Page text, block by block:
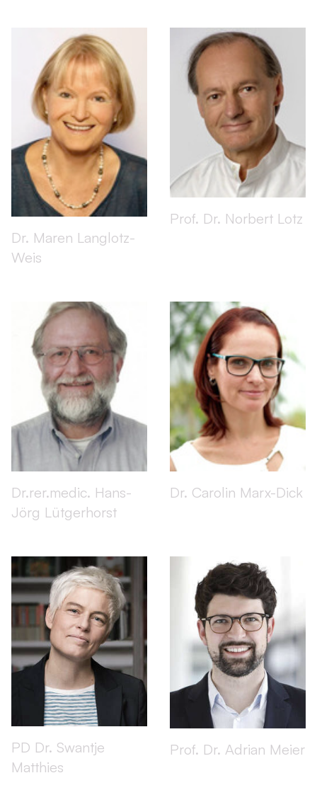
Dr. Maren Langlotz-
Weis
Prof. Dr. Norbert Lotz
Dr.rer.medic. Hans-
Jörg Lütgerhorst
Dr. Carolin Marx-Dick
PD Dr. Swantje
Matthies
Prof. Dr. Adrian Meier